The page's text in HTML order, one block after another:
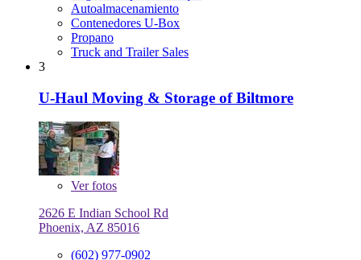
Autoalmacenamiento
Contenedores U-Box
Propano
Truck and Trailer Sales
3
U-Haul Moving & Storage of Biltmore
Verfotos
2626 E Indian School Rd
Phoenix, AZ 85016
(602) 977-0902